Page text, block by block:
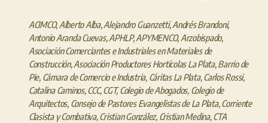
ACIMCO, Alberto Alba, Alejandro Guanzetti, Andrés Brandoni,
Antonio Aranda Cuevas, APHLP,APYMENCO, Arzobispado,
Asociación Comerciantes e Industriales en Materiales de
Construcción, Asociación Productores Hortícolas La Plata, Barrio de
Pie, Cámara de Comercio e Industria, Cáritas La Plata, Carlos Rossi,
Catalina Caminos, CCC,CGT,Colegio de Abogados, Colegio de
Arquitectos, Consejo de Pastores Evangelistas de La Plata, Corriente
Clasista y Combativa, Cristian González, Cristian Medina, CTA